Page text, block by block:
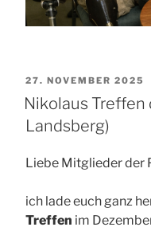
VERÖFFENTLICHT
AM
27. NOVEMBER 2025
Nikolaus Treffen
Landsberg)
Liebe Mitglieder der
ich lade euch ganz
Treffen im